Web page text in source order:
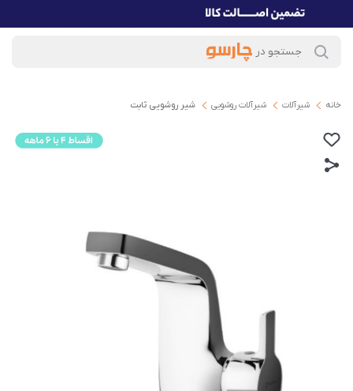
خانه شیرآلات شیرآلات روشویی شیر روشویی ثابت